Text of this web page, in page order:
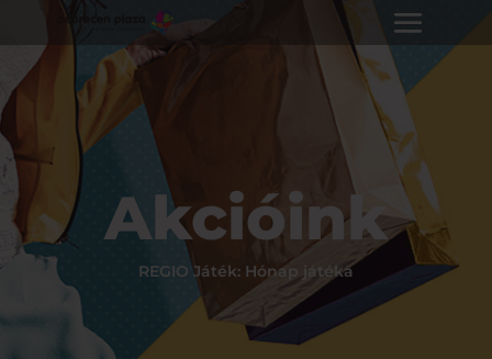
Akcióink
REGIO Játék: Hónap játéka